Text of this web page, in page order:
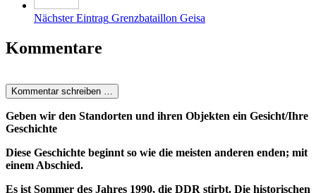
Nächster Eintrag Grenzbataillon Geisa
Kommentare
Kommentar schreiben …
Geben wir den Standorten und ihren Objekten ein Gesicht/Ihre
Geschichte
Diese Geschichte beginnt so wie die meisten anderen enden; mit
einem Abschied.
Es ist Sommer des Jahres 1990, die DDR stirbt. Die historischen